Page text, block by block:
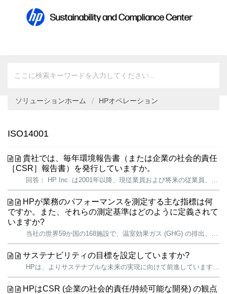
ソリューションホーム HPオペレーション
ISO14001
貴社では、毎年環境報告書（または企業の社会的責任
［CSR］報告書）を発行していますか。
回答： HP Inc. は2001年以降、現従業員および将来の従業員、顧客、業界アナリスト、投資家を含む主要なステークホルダーに対し、環境および社会分野における取り組みと進捗に関する詳細な情報を提供してきました。 2025 HPサステナビリティ・プログレスレポートでは、当社のサステナビリティ戦略、実際お...
HPが業務のパフォーマンスを測定する主な指標は何
ですか。また、それらの測定基準はどのように定義されて
いますか?
当社の世界59か国の168施設で、温室効果ガス (GHG) の排出、エネルギーおよび水の取り込み、および廃棄物の発生を削減するための行動を実践しています。HPの業務に伴うGHG排出量は当社のカーボンフットプリント全体の1%に過ぎませんが、最も制御しやすく、影響が大きい領域です。このため、すぐに影響を与えることが...
サステナビリティの目標を設定していますか?
HPは、よりサステナブルな未来の実現に向けて前進しています。HPは大胆かつ長期的な目標を設定し、最も大きなインパクトを与えられる戦略に重点を置いています。 HPは、国連の「持続可能な開発目標」(SDGs) を支持しており、HPの「サステナブルインパクト」戦略と深く関連した選択目標に向かって前進するために、全力...
HPはCSR (企業の社会的責任/持続可能な開発) の観点